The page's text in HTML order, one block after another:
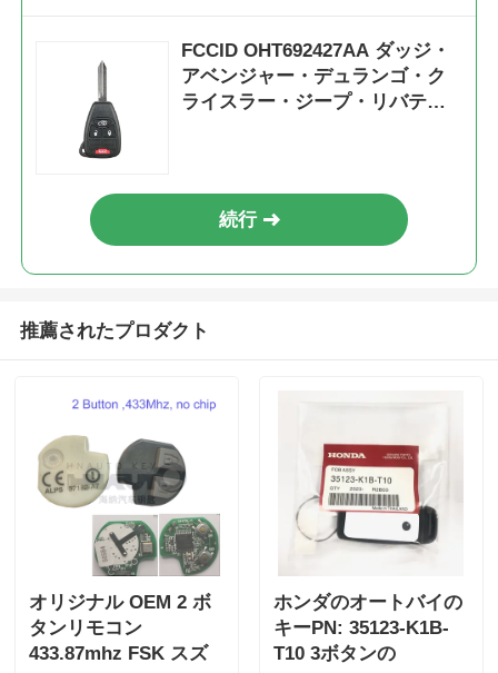
FCCID OHT692427AA ダッジ・
アベンジャー・デュランゴ・ク
ライスラー・ジープ・リバティ
続行
推薦されたプロダクト
オリジナル OEM 2 ボ
タンリモコン
433.87mhz FSK スズ
ホンダのオートバイの
キーPN: 35123-K1B-
T10 3ボタンの